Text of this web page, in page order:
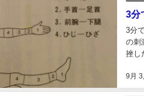
3分
9月
3分
の刺
挫し